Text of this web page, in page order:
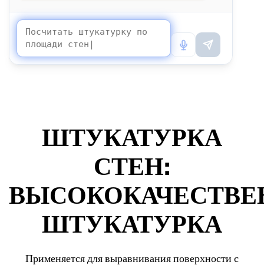
ШТУКАТУРКА
СТЕН:
ШТУКАТУРКА
Применяется для выравнивания поверхности с